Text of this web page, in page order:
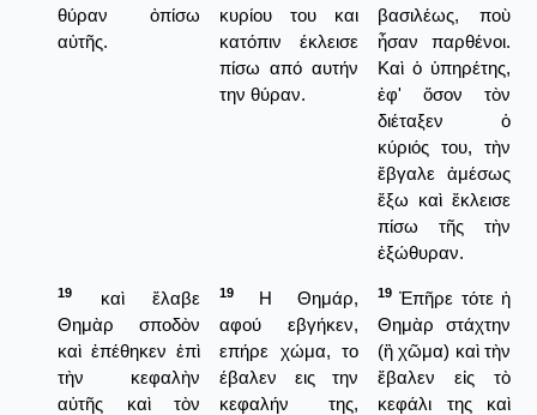
θύραν ὀπίσω
αὐτῆς.
κυρίου του και
κατόπιν έκλεισε
πίσω από αυτήν
την θύραν.
βασιλέως, ποὺ
ἦσαν παρθένοι.
Καὶ ὁ ὑπηρέτης,
ἐφ' ὅσον τὸν
διέταξεν ὁ
κύριός του, τὴν
ἔβγαλε ἀμέσως
ἔξω καὶ ἔκλεισε
πίσω τῆς τὴν
ἐξώθυραν.
19
καὶ ἔλαβε
Θημὰρ σποδὸν
καὶ ἐπέθηκεν ἐπὶ
τὴν κεφαλὴν
αὐτῆς καὶ τὸν
19
Η Θημάρ,
αφού εβγήκεν,
επήρε χώμα, το
έβαλεν εις την
κεφαλήν της,
19 Ἐπῆρε τότε ἡ
Θημὰρ στάχτην
(ἢ χῶμα) καὶ τὴν
ἔβαλεν εἰς τὸ
κεφάλι της καὶ